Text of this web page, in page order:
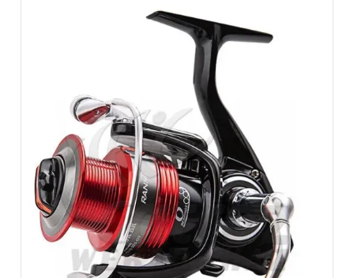
mind pedig nylon zsinórok esetén. Szabadalmaztatott, tűgörgős
csapágyon alapuló visszaforgásgátló rendszer. Rozsdamentes
acél tengely. CNC technológiával készített belső főalkatrészek.
Dobja dúralumínium, az orsó összes csavarja rozsdamentes acél.
Az orsó mellé egy grafit pótdob is került a dobozba. Ezek a
tények és jellemzők önmagukért beszélnek, ez egy igazán jó
pergető orsó. Egy jó pergető bottal párosítva tökéletes fegyver
lehet egy pergetés során.
Megtalálható a Halcatraz horgász webshop és horgászbolt
kínálatában.
RYOBI ELSŐFÉKES ORSÓ RYOBI TÁVDOBÓ ORSÓ